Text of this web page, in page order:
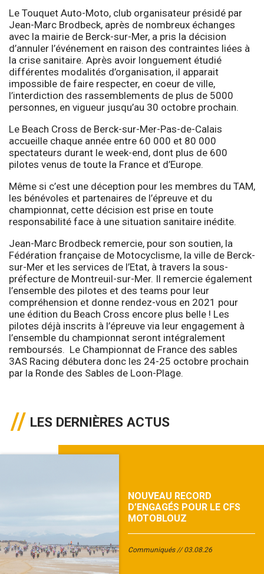
Le Touquet Auto-Moto, club organisateur présidé par
Jean-Marc Brodbeck, après de nombreux échanges
avec la mairie de Berck-sur-Mer, a pris la décision
d’annuler l’événement en raison des contraintes liées à
la crise sanitaire. Après avoir longuement étudié
différentes modalités d’organisation, il apparait
impossible de faire respecter, en coeur de ville,
l’interdiction des rassemblements de plus de 5000
personnes, en vigueur jusqu’au 30 octobre prochain.
Le Beach Cross de Berck-sur-Mer-Pas-de-Calais
accueille chaque année entre 60 000 et 80 000
spectateurs durant le week-end, dont plus de 600
pilotes venus de toute la France et d’Europe.
Même si c’est une déception pour les membres du TAM,
les bénévoles et partenaires de l’épreuve et du
championnat, cette décision est prise en toute
responsabilité face à une situation sanitaire inédite.
Jean-Marc Brodbeck remercie, pour son soutien, la
Fédération française de Motocyclisme, la ville de Berck-
sur-Mer et les services de l’Etat, à travers la sous-
préfecture de Montreuil-sur-Mer. Il remercie également
l’ensemble des pilotes et des teams pour leur
compréhension et donne rendez-vous en 2021 pour
une édition du Beach Cross encore plus belle ! Les
pilotes déjà inscrits à l’épreuve via leur engagement à
l’ensemble du championnat seront intégralement
remboursés. Le Championnat de France des sables
3AS Racing débutera donc les 24-25 octobre prochain
par la Ronde des Sables de Loon-Plage.
LES DERNIÈRES ACTUS
NOUVEAU RECORD
D’ENGAGÉS POUR LE CFS
MOTOBLOUZ
Communiqués 03.08.26